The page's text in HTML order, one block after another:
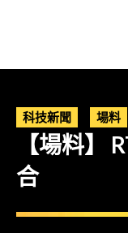
科技新聞 場料
【場料】
合